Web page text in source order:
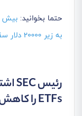
حتما بخوانید: بیش
به زیر 20000 دلار سقوط کند
ETFs را کاهش می دهد